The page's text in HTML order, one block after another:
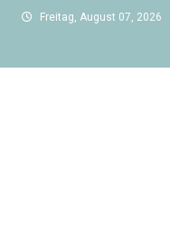
Skip
Freitag, August 07, 2026